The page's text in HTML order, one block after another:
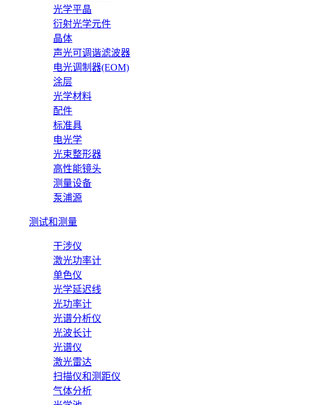
光学平晶
衍射光学元件
晶体
声光可调谐滤波器
电光调制器(EOM)
涂层
光学材料
配件
标准具
电光学
光束整形器
高性能镜头
测量设备
泵浦源
测试和测量
干涉仪
激光功率计
单色仪
光学延迟线
光功率计
光谱分析仪
光波长计
光谱仪
激光雷达
扫描仪和测距仪
气体分析